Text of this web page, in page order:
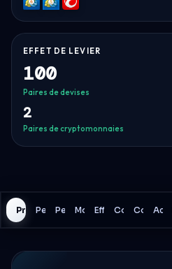
MT4MT5cTrader
EFFET DE LEVIER
100
Paires de devises
2
Paires de cryptomonnaies
Programme
Perte Quotidienne
Perte Totale
Modèle de Drawdown
Effet de Levier
Courtier